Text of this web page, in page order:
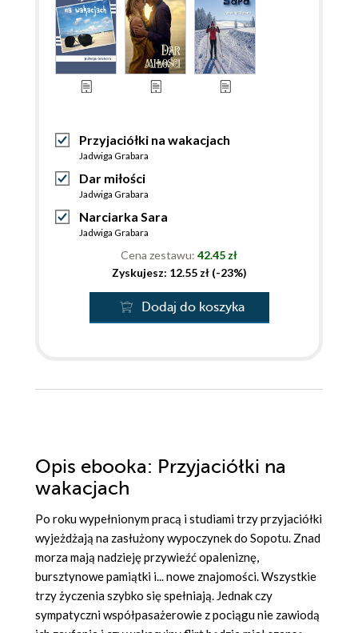
Przyjaciółki na wakacjach
Jadwiga Grabara
Dar miłości
Jadwiga Grabara
Narciarka Sara
Jadwiga Grabara
Cena zestawu: 42.45 zł
Zyskujesz: 12.55 zł (-23%)
Dodaj do koszyka
Opis ebooka: Przyjaciółki na
wakacjach
Po roku wypełnionym pracą i studiami trzy przyjaciółki
wyjeżdżają na zasłużony wypoczynek do Sopotu. Znad
morza mają nadzieję przywieźć opaleniznę,
bursztynowe pamiątki i... nowe znajomości. Wszystkie
trzy życzenia szybko się spełniają. Jednak czy
sympatyczni współpasażerowie z pociągu nie zawiodą